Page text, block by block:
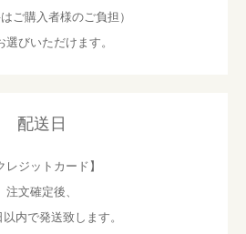
はご購入者様のご負担）
選びいただけます。
配送日
レジットカード】
注文確定後、
内で発送致します。